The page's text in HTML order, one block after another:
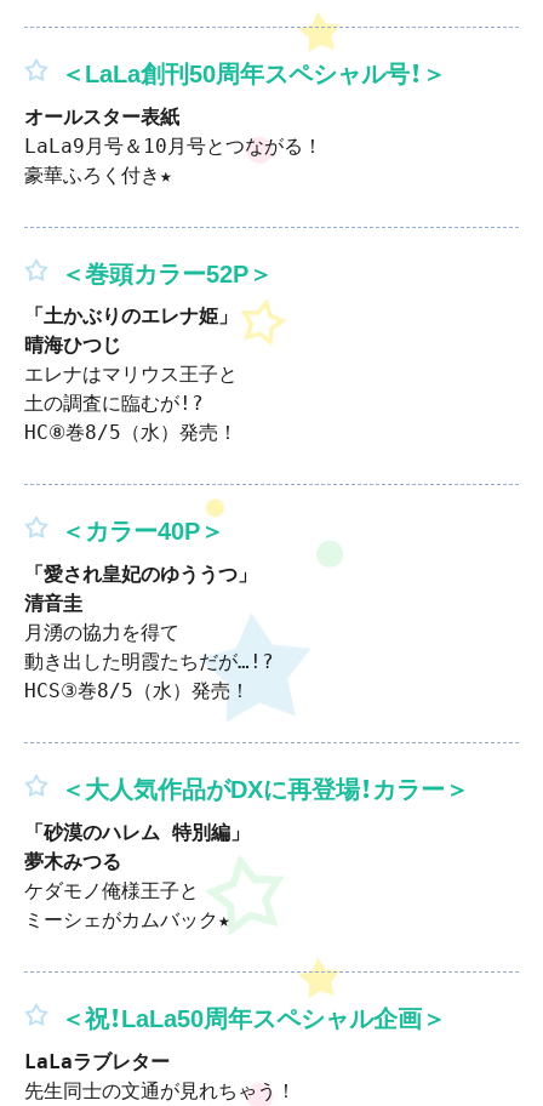
＜LaLa創刊50周年スペシャル号！＞
オールスター表紙
LaLa9月号＆10月号とつながる！
豪華ふろく付き★
＜巻頭カラー52P＞
「土かぶりのエレナ姫」
晴海ひつじ
エレナはマリウス王子と
土の調査に臨むが!?
HC⑧巻8/5（水）発売！
＜カラー40P＞
「愛され皇妃のゆううつ」
月湧の協力を得て
動き出した明霞たちだが…!?
HCS③巻8/5（水）発売！
＜大人気作品がDXに再登場！カラー＞
「砂漠のハレム 特別編」
ケダモノ俺様王子と
ミーシェがカムバック★
＜祝！LaLa50周年スペシャル企画＞
先生同士の文通が見れちゃう！